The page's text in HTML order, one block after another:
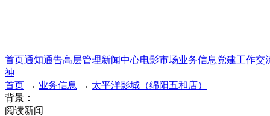
首页通知通告高层管理新闻中心电影市场业务信息党建工作交
神
首页 → 业务信息 → 太平洋影城（绵阳五和店）
背景：
阅读新闻